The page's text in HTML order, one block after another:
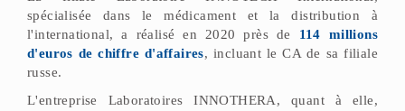
spécialisée dans le médicament et la distribution à
l'international, a réalisé en 2020 près de 114 millions
d'euros de chiffre d'affaires, incluant le CA de sa filiale
russe.
L'entreprise Laboratoires INNOTHERA, quant à elle,